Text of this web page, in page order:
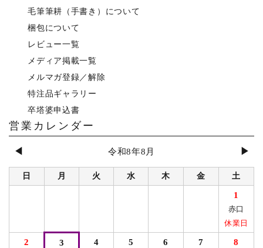
毛筆筆耕（手書き）について
梱包について
レビュー一覧
メディア掲載一覧
メルマガ登録／解除
特注品ギャラリー
卒塔婆申込書
営業カレンダー
◀ 令和8年8月 ▶
日 月 火 水 木 金 土
1
赤口
休業日
2 3 4 5 6 7 8